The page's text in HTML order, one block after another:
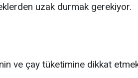
uzak durmak gerekiyor.
ve çay tüketimine dikkat